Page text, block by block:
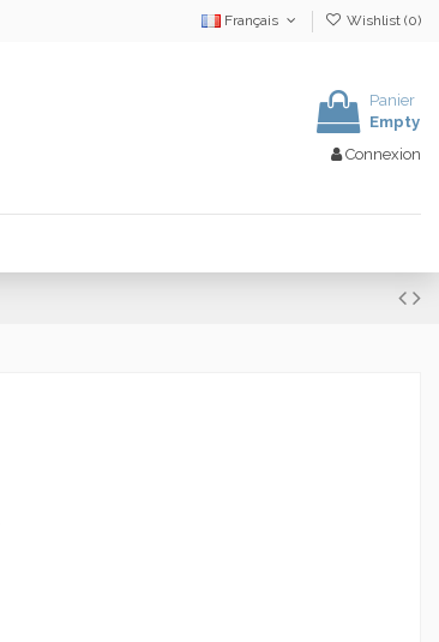
Français Wishlist (0)
Panier
Empty
Connexion